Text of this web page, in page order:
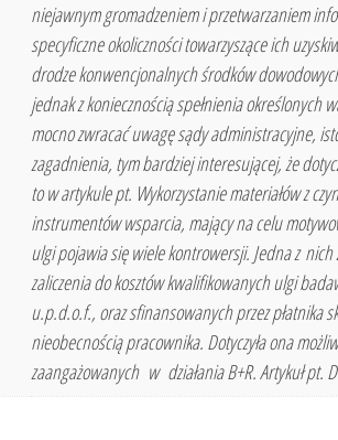
niejawnym gromadzeniem i przetwarzaniem
specyficzne okoliczności towarzyszące ich
drodze konwencjonalnych środków
jednak z koniecznością spełnienia określonych
mocno zwracać uwagę sądy administracyjne,
zagadnienia, tym bardziej interesującej, że
to w artykule pt. Wykorzystanie materiałów z
instrumentów wsparcia, mający na celu
ulgi pojawia się wiele kontrowersji. Jedna z
zaliczenia do kosztów kwalifikowanych ulgi
u.p.d.o.f., oraz sfinansowanych przez płatnika
nieobecnością pracownika. Dotyczyła ona
zaangażowanych w działania B+R. Artykuł pt.